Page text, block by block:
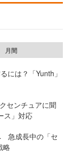
月間
には？「Yunth」
センチュアに聞
ス」対応
急成長中の「セ
略